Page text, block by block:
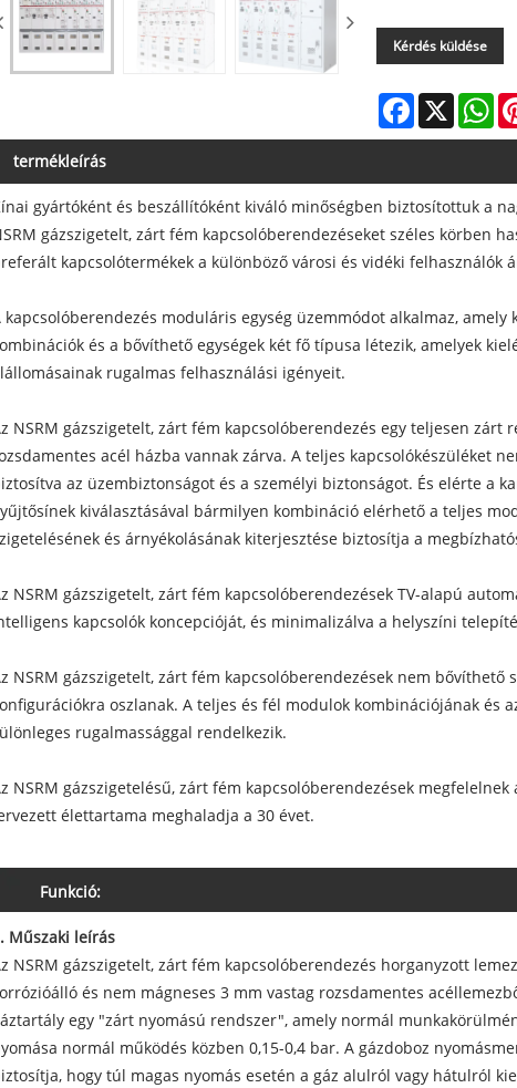
Kérdés küldése
Facebook
X
termékleírás
gyártóként és beszállítóként kiváló minőségben biztosítottuk a
gázszigetelt, zárt fém kapcsolóberendezéseket széles körben
kapcsolótermékek a különböző városi és vidéki felhasználók
kapcsolóberendezés moduláris egység üzemmódot alkalmaz,
és a bővíthető egységek két fő típusa létezik, amelyek
rugalmas felhasználási igényeit.
NSRM gázszigetelt, zárt fém kapcsolóberendezés egy teljesen
acél házba vannak zárva. A teljes kapcsolókészüléket
az üzembiztonságot és a személyi biztonságot. És elérte a
kiválasztásával bármilyen kombináció elérhető a teljes
és árnyékolásának kiterjesztése biztosítja a
NSRM gázszigetelt, zárt fém kapcsolóberendezések TV-alapú
kapcsolók koncepcióját, és minimalizálva a helyszíni
NSRM gázszigetelt, zárt fém kapcsolóberendezések nem
oszlanak. A teljes és fél modulok kombinációjának és
rugalmassággal rendelkezik.
NSRM gázszigetelésű, zárt fém kapcsolóberendezések megfelelnek
élettartama meghaladja a 30 évet.
Funkció:
Műszaki leírás
NSRM gázszigetelt, zárt fém kapcsolóberendezés horganyzott
és nem mágneses 3 mm vastag rozsdamentes
egy "zárt nyomású rendszer", amely normál
normál működés közben 0,15-0,4 bar. A gázdoboz
hogy túl magas nyomás esetén a gáz alulról vagy hátulról